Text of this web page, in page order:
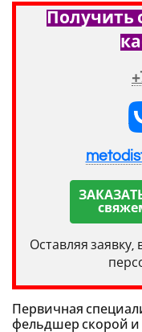
Получить
Оставляя заявку,
Первичная
фельдшер скорой